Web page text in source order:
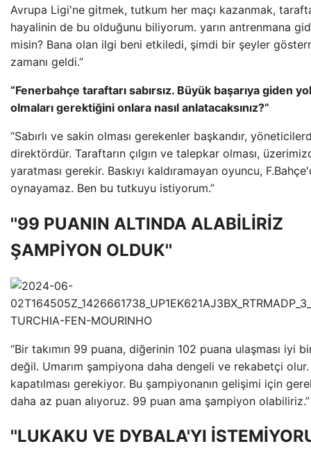
Avrupa Ligi'ne gitmek, tutkum her maçı kazanmak,
hayalinin de bu olduğunu biliyorum. yarın antrenmana
misin? Bana olan ilgi beni etkiledi, şimdi bir şeyler
zamanı geldi.”
“Fenerbahçe taraftarı sabırsız. Büyük başarıya giden
olmaları gerektiğini onlara nasıl anlatacaksınız?”
“Sabırlı ve sakin olması gerekenler başkandır,
direktördür. Taraftarın çılgın ve talepkar olması,
yaratması gerekir. Baskıyı kaldıramayan oyuncu,
oynayamaz. Ben bu tutkuyu istiyorum.”
''99 PUANIN ALTINDA ALABİLİRİZ
ŞAMPİYON OLDUK''
“Bir takımın 99 puana, diğerinin 102 puana ulaşması iyi
değil. Umarım şampiyona daha dengeli ve rekabetçi olur.
kapatılması gerekiyor. Bu şampiyonanın gelişimi için
daha az puan alıyoruz. 99 puan ama şampiyon olabiliriz.”
''LUKAKU VE DYBALA'YI